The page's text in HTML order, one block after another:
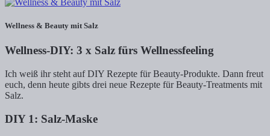
Wellness & Beauty mit Salz
Wellness-DIY: 3 x Salz fürs Wellnessfeeling
Ich weiß ihr steht auf DIY Rezepte für Beauty-Produkte. Dann freut
euch, denn heute gibts drei neue Rezepte für Beauty-Treatments mit
Salz.
DIY 1: Salz-Maske